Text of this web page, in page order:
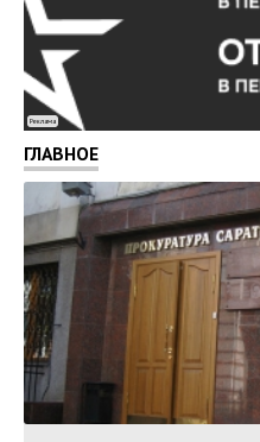
Реклама
ГЛАВНОЕ